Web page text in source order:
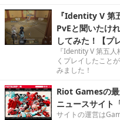
『Identity V 第
PvEと聞いたけ
してみた！【プ
『Identity V 第五
くプレイしたこと
みました！
Riot Gamesの
ニュースサイト
サイトの運営は